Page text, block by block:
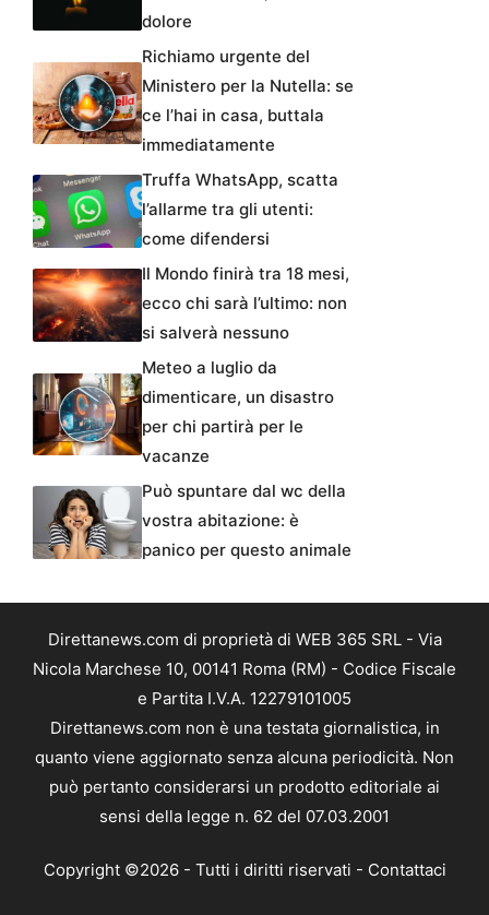
dolore
Richiamo urgente del
Ministero per la Nutella: se
ce l’hai in casa, buttala
immediatamente
Truffa WhatsApp, scatta
l’allarme tra gli utenti:
come difendersi
Il Mondo finirà tra 18 mesi,
ecco chi sarà l’ultimo: non
si salverà nessuno
Meteo a luglio da
dimenticare, un disastro
per chi partirà per le
vacanze
Può spuntare dal wc della
vostra abitazione: è
panico per questo animale
Direttanews.com di proprietà di WEB 365 SRL - Via
Nicola Marchese 10, 00141 Roma (RM) - Codice Fiscale
e Partita I.V.A. 12279101005
Direttanews.com non è una testata giornalistica, in
quanto viene aggiornato senza alcuna periodicità. Non
può pertanto considerarsi un prodotto editoriale ai
sensi della legge n. 62 del 07.03.2001
Copyright ©2026 - Tutti i diritti riservati - Contattaci